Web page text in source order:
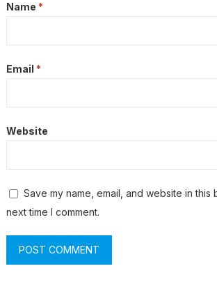
Name *
Email *
Website
Save my name, email, and website in this
next time I comment.